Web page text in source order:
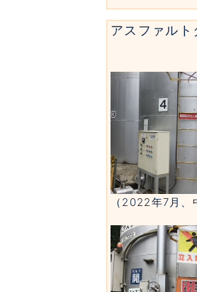
アスファル
（2022年7月、